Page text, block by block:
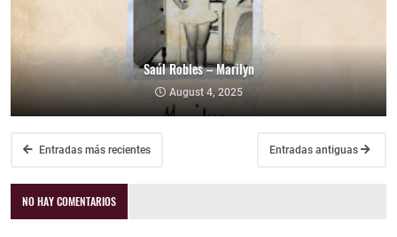
Saúl Robles – Marilyn
August 4, 2025
Entradas más recientes Entradas antiguas
NO HAY COMENTARIOS